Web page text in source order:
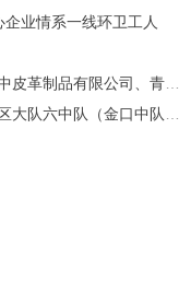
业情系一线环卫工人